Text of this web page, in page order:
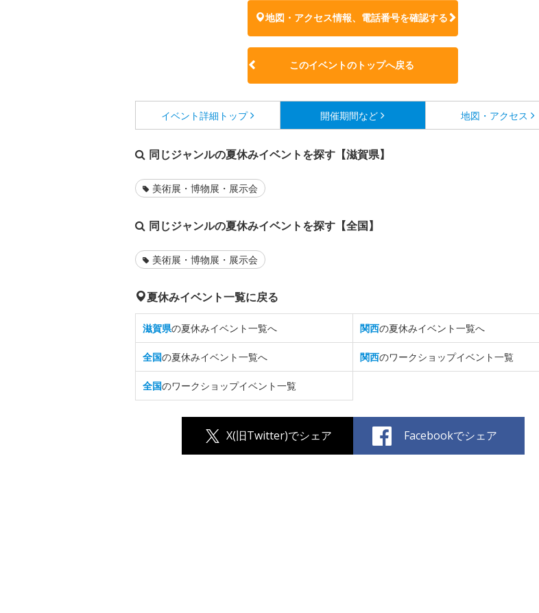
地図・アクセス情報、電話番号を確認する
このイベントのトップへ戻る
イベント詳細 トップ 開催期間など 地図・アクセス
同じジャンルの夏休みイベントを探す【滋賀県】
美術展・博物展・展示会
同じジャンルの夏休みイベントを探す【全国】
美術展・博物展・展示会
夏休みイベント一覧に戻る
滋賀県の夏休みイベント一覧へ 関西の夏休みイベント一覧へ
全国の夏休みイベント一覧へ 関西のワークショップイベント一覧
全国のワークショップイベント一覧
X(旧Twitter)でシェア Facebookでシェア